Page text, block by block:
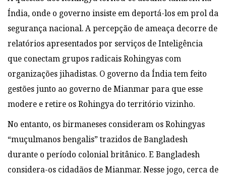
Índia, onde o governo insiste em deportá-los em prol da
segurança nacional. A percepção de ameaça decorre de
relatórios apresentados por serviços de Inteligência
que conectam grupos radicais Rohingyas com
organizações jihadistas. O governo da Índia tem feito
gestões junto ao governo de Mianmar para que esse
modere e retire os Rohingya do território vizinho.
No entanto, os birmaneses consideram os Rohingyas
“muçulmanos bengalis” trazidos de Bangladesh
durante o período colonial britânico. E Bangladesh
considera-os cidadãos de Mianmar. Nesse jogo, cerca de